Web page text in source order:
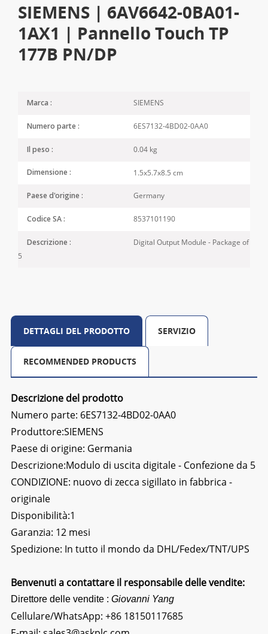
SIEMENS | 6AV6642-0BA01-
1AX1 | Pannello Touch TP
177B PN/DP
Marca : SIEMENS
Numero parte : 6ES7132-4BD02-0AA0
Il peso : 0.04 kg
Dimensione : 1.5x5.7x8.5 cm
Paese d'origine : Germany
Codice SA : 8537101190
Descrizione :
Digital Output Module - Package of
5
DETTAGLI DEL PRODOTTO SERVIZIO
RECOMMENDED PRODUCTS
Descrizione del prodotto
Numero parte: 6ES7132-4BD02-0AA0
Produttore:SIEMENS
Paese di origine: Germania
Descrizione:Modulo di uscita digitale - Confezione da 5
CONDIZIONE: nuovo di zecca sigillato in fabbrica -
originale
Disponibilità:1
Garanzia: 12 mesi
Spedizione: In tutto il mondo da DHL/Fedex/TNT/UPS
Benvenuti a contattare il responsabile delle vendite:
Direttore delle vendite : Giovanni Yang
Cellulare/WhatsApp: +86 18150117685